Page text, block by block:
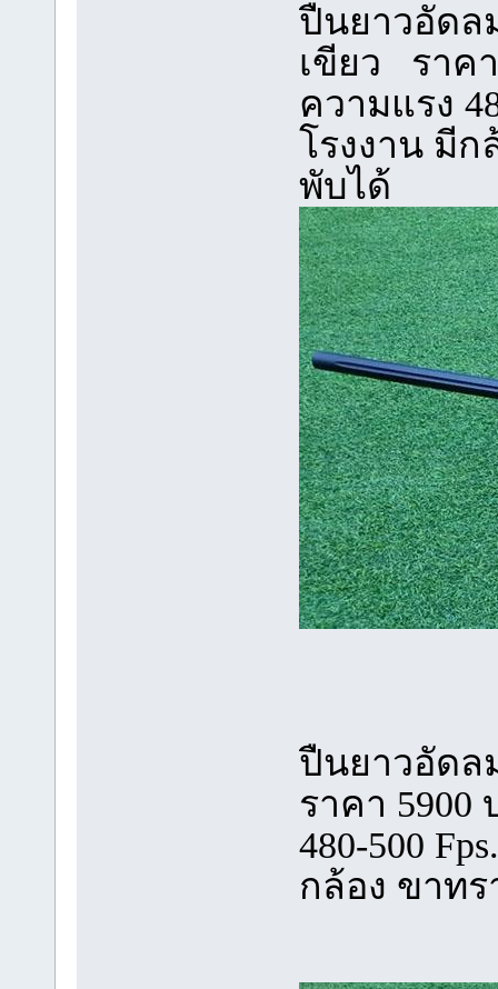
ปืนยาวอัดล
เขียว ราค
ความแรง
โรงงาน มี
พับได้
ปืนยาวอัดล
ราคา 5900
480-500
กล้อง ขาท